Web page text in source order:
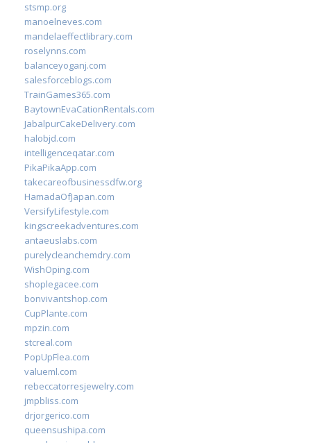
stsmp.org
manoelneves.com
mandelaeffectlibrary.com
roselynns.com
balanceyoganj.com
salesforceblogs.com
TrainGames365.com
BaytownEvaCationRentals.com
JabalpurCakeDelivery.com
halobjd.com
intelligenceqatar.com
PikaPikaApp.com
takecareofbusinessdfw.org
HamadaOfJapan.com
VersifyLifestyle.com
kingscreekadventures.com
antaeuslabs.com
purelycleanchemdry.com
WishOping.com
shoplegacee.com
bonvivantshop.com
CupPlante.com
mpzin.com
stcreal.com
PopUpFlea.com
valueml.com
rebeccatorresjewelry.com
jmpbliss.com
drjorgerico.com
queensushipa.com